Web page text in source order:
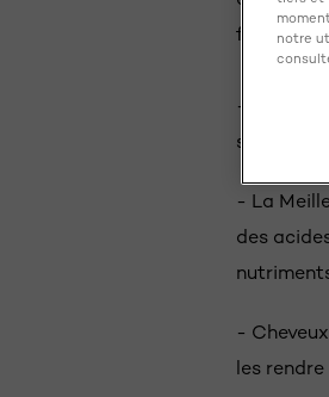
faciles à
- Soins
soin des
- La
des
-
les
notre